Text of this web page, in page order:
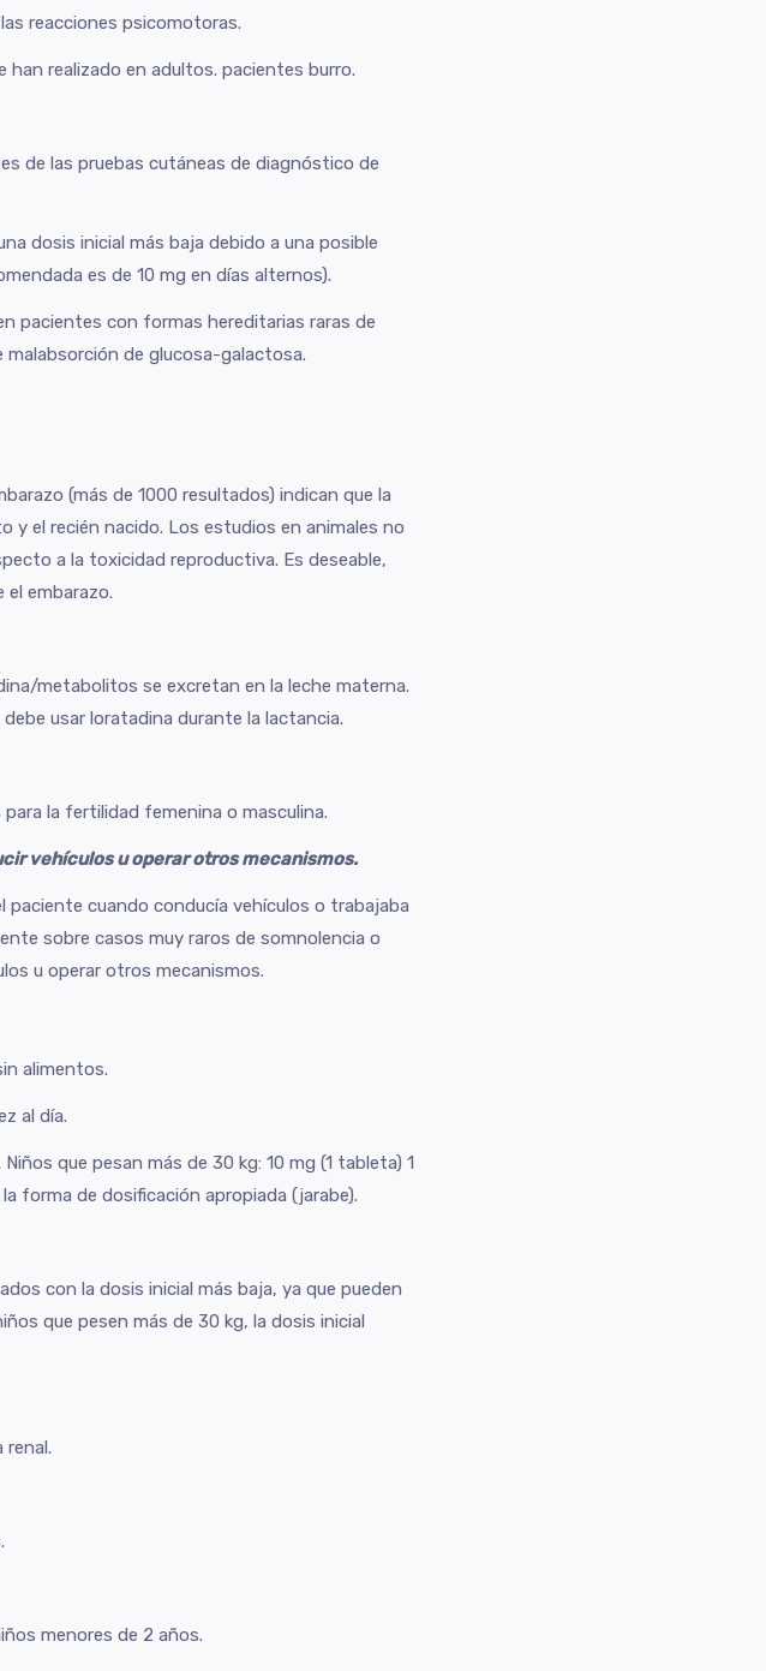
reacciones psicomotoras.
realizado en adultos. pacientes burro.
de las pruebas cutáneas de diagnóstico de
dosis inicial más baja debido a una posible
es de 10 mg en días alternos).
pacientes con formas hereditarias raras de
de glucosa-galactosa.
(más de 1000 resultados) indican que la
el recién nacido. Los estudios en animales no
a la toxicidad reproductiva. Es deseable,
embarazo.
metabolitos se excretan en la leche materna.
usar loratadina durante la lactancia.
la fertilidad femenina o masculina.
vehículos u operar otros mecanismos.
cuando conducía vehículos o trabajaba
sobre casos muy raros de somnolencia o
u operar otros mecanismos.
alimentos.
al día.
que pesan más de 30 kg: 10 mg (1 tableta) 1
forma de dosificación apropiada (jarabe).
con la dosis inicial más baja, ya que pueden
que pesen más de 30 kg, la dosis inicial
renal.
menores de 2 años.